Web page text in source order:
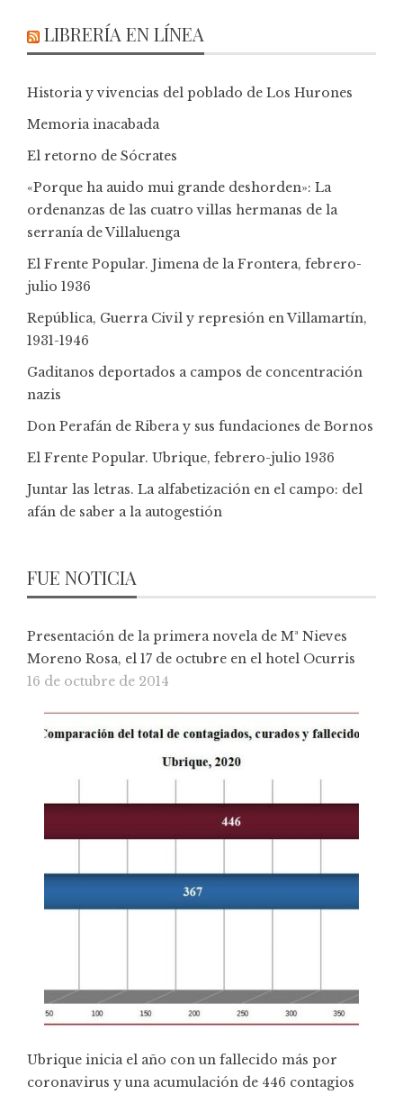
LIBRERÍA EN LÍNEA
Historia y vivencias del poblado de Los Hurones
Memoria inacabada
El retorno de Sócrates
«Porque ha auido mui grande deshorden»: La
ordenanzas de las cuatro villas hermanas de la
serranía de Villaluenga
El Frente Popular. Jimena de la Frontera, febrero-
julio 1936
República, Guerra Civil y represión en Villamartín,
1931-1946
Gaditanos deportados a campos de concentración
nazis
Don Perafán de Ribera y sus fundaciones de Bornos
El Frente Popular. Ubrique, febrero-julio 1936
Juntar las letras. La alfabetización en el campo: del
afán de saber a la autogestión
FUE NOTICIA
Presentación de la primera novela de Mª Nieves
Moreno Rosa, el 17 de octubre en el hotel Ocurris
16 de octubre de 2014
Ubrique inicia el año con un fallecido más por
coronavirus y una acumulación de 446 contagios